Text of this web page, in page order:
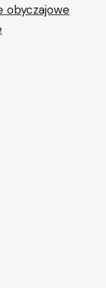
obyczajowe